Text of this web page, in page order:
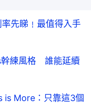
先睇﹗最值得入手
幹練風格 誰能延續
is More：只靠這3個